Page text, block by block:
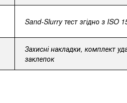
Sand-Slurry тест згідно з ISO
Захисні накладки, комплект
заклепок